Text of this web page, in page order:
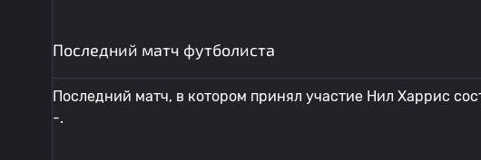
Последний матч футболиста
Последний матч, в котором принял участие Нил Харрис
-.